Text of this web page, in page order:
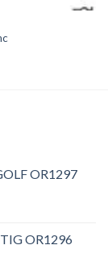
OR1297
OR1296